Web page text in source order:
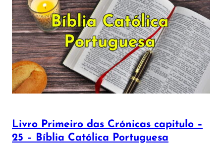
Livro Primeiro das Crónicas capitulo –
25 – Bíblia Católica Portuguesa